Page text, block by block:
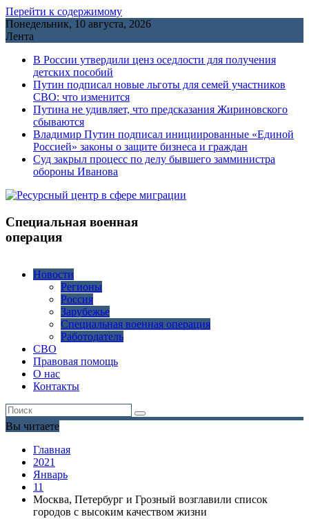
Перейти к содержимому
Понедельник, 10 августа, 2026
Лента
В России утвердили ценз оседлости для получения
детских пособий
Путин подписал новые льготы для семей участников
СВО: что изменится
Путина не удивляет, что предсказания Жириновского
сбываются
Владимир Путин подписал инициированные «Единой
Россией» законы о защите бизнеса и граждан
Cуд закрыл процесс по делу бывшего замминистра
обороны Иванова
Специальная военная
операция
Новости
Регионы
Россия
Зарубежье
Специальная военная операция
Работодатель
СВО
Правовая помощь
О нас
Контакты
Вы читаете
Главная
2021
Январь
11
Москва, Петербург и Грозный возглавили список
городов с высоким качеством жизни